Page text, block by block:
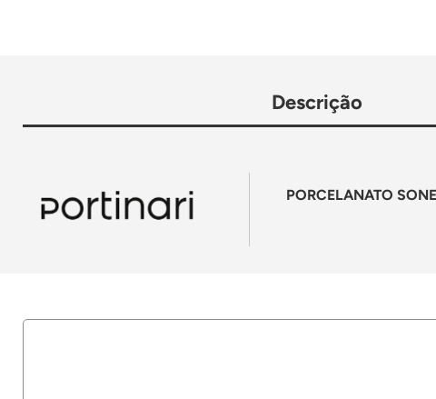
Descrição
PORCELANATO